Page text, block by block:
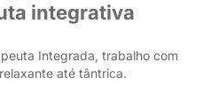
integrativa
Integrada, trabalho com
até tântrica.